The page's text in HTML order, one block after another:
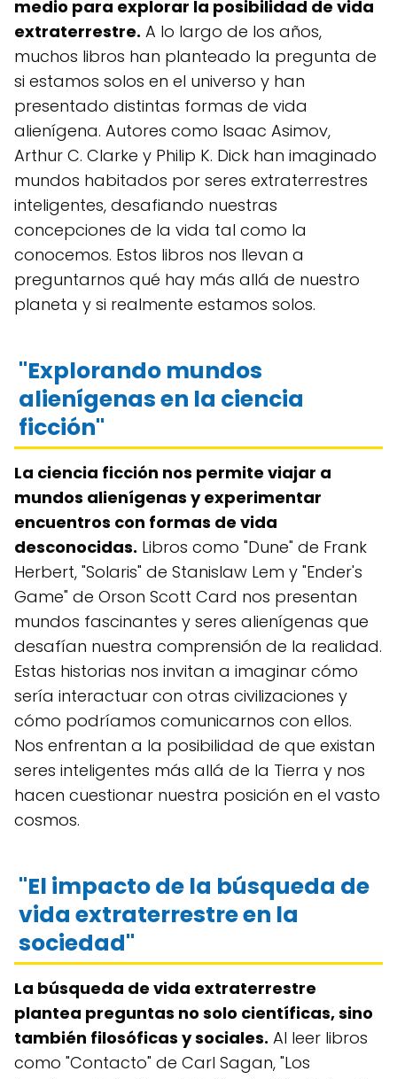
medio para explorar la posibilidad de vida
extraterrestre. A lo largo de los años,
muchos libros han planteado la pregunta de
si estamos solos en el universo y han
presentado distintas formas de vida
alienígena. Autores como Isaac Asimov,
Arthur C. Clarke y Philip K. Dick han imaginado
mundos habitados por seres extraterrestres
inteligentes, desafiando nuestras
concepciones de la vida tal como la
conocemos. Estos libros nos llevan a
preguntarnos qué hay más allá de nuestro
planeta y si realmente estamos solos.
"Explorando mundos
alienígenas en la ciencia
ficción"
La ciencia ficción nos permite viajar a
mundos alienígenas y experimentar
encuentros con formas de vida
desconocidas. Libros como "Dune" de Frank
Herbert, "Solaris" de Stanislaw Lem y "Ender's
Game" de Orson Scott Card nos presentan
mundos fascinantes y seres alienígenas que
desafían nuestra comprensión de la realidad.
Estas historias nos invitan a imaginar cómo
sería interactuar con otras civilizaciones y
cómo podríamos comunicarnos con ellos.
Nos enfrentan a la posibilidad de que existan
seres inteligentes más allá de la Tierra y nos
hacen cuestionar nuestra posición en el vasto
cosmos.
"El impacto de la búsqueda de
vida extraterrestre en la
sociedad"
La búsqueda de vida extraterrestre
plantea preguntas no solo científicas, sino
también filosóficas y sociales. Al leer libros
como "Contacto" de Carl Sagan, "Los